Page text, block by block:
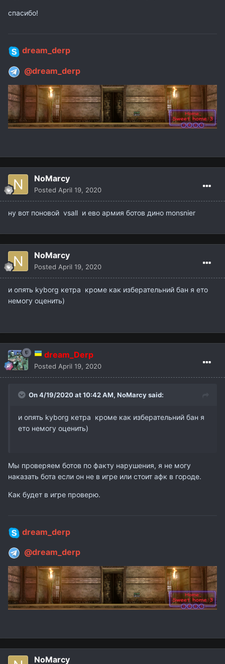
спасибо!
dream_derp
@dream_derp
NoMarcy
Posted April 19, 2020
ну вот поновой vsall и ево армия ботов дино monsnier
NoMarcy
Posted April 19, 2020
и опять kyborg кетра кроме как изберательний бан я ето
немогу оценить)
dream_Derp
Posted April 19, 2020
On 4/19/2020 at 10:42 AM, NoMarcysaid:
и опять kyborg кетра кроме как изберательний бан я
ето немогу оценить)
Мы проверяем ботов по факту нарушения, я не могу
наказать бота если он не в игре или стоит афк в городе.
Как будет в игре проверю.
dream_derp
@dream_derp
NoMarcy